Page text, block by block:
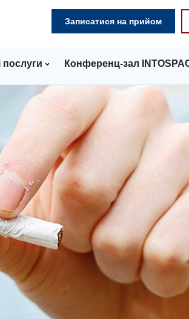
Записатися на прийом
послуги Конференц-зал